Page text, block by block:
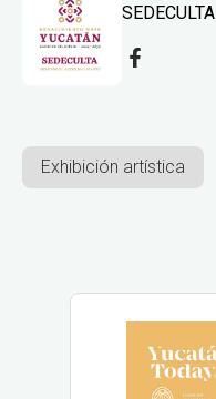
SEDECULTA
Exhibición artística